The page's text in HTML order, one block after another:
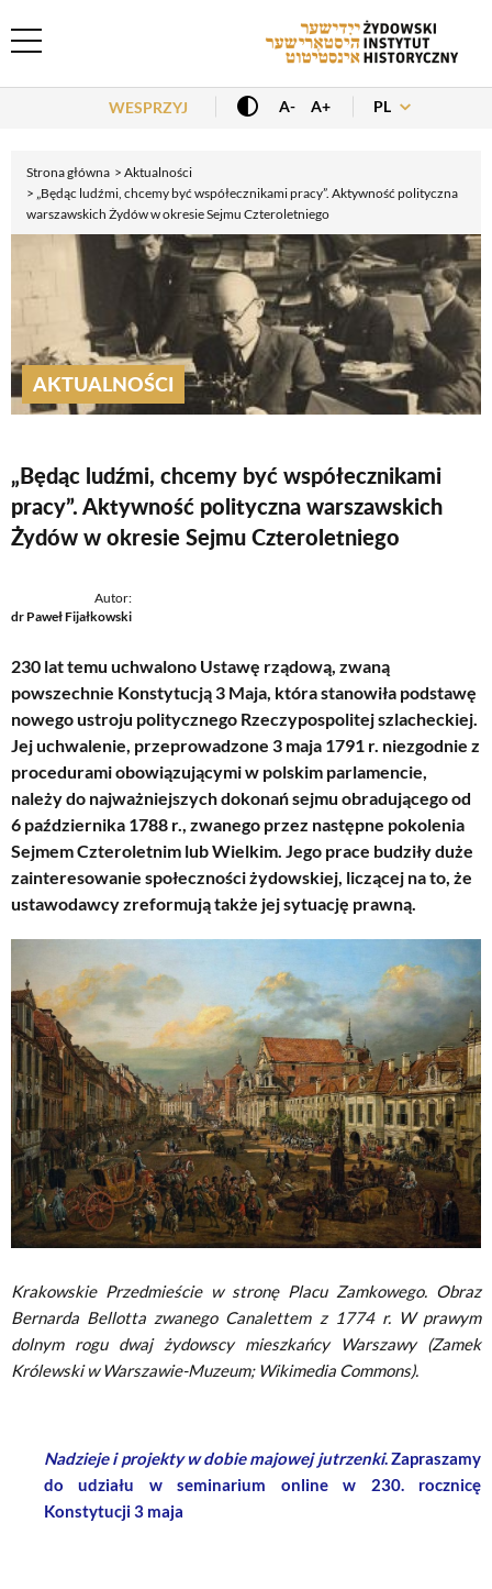
Header Menu
WESPRZYJ A- A+ PL
Strona główna
Aktualności
„Będąc ludźmi, chcemy być współecznikami pracy”. Aktywność polityczna
warszawskich Żydów w okresie Sejmu Czteroletniego
AKTUALNOŚCI
„Będąc ludźmi, chcemy być współecznikami
pracy”. Aktywność polityczna warszawskich
Żydów w okresie Sejmu Czteroletniego
Autor:
dr Paweł Fijałkowski
230 lat temu uchwalono Ustawę rządową, zwaną
powszechnie Konstytucją 3 Maja, która stanowiła podstawę
nowego ustroju politycznego Rzeczypospolitej szlacheckiej.
Jej uchwalenie, przeprowadzone 3 maja 1791 r. niezgodnie z
procedurami obowiązującymi w polskim parlamencie,
należy do najważniejszych dokonań sejmu obradującego od
6 października 1788 r., zwanego przez następne pokolenia
Sejmem Czteroletnim lub Wielkim. Jego prace budziły duże
zainteresowanie społeczności żydowskiej, liczącej na to, że
ustawodawcy zreformują także jej sytuację prawną.
Krakowskie Przedmieście w stronę Placu Zamkowego. Obraz
Bernarda Bellotta zwanego Canalettem z 1774 r. W prawym
dolnym rogu dwaj żydowscy mieszkańcy Warszawy (Zamek
Królewski w Warszawie-Muzeum; Wikimedia Commons).
Nadzieje i projekty w dobie majowej jutrzenki. Zapraszamy
do udziału w seminarium online w 230. rocznicę
Konstytucji 3 maja